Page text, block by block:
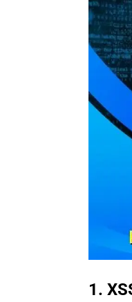
1.